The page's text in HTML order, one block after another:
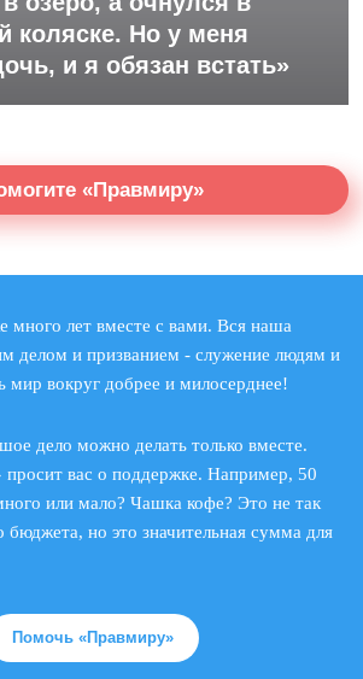
коляске. Но у меня
и я обязан встать»
«Правмиру»
много лет вместе с вами. Вся наша
делом и призванием - служение людям и
мир вокруг добрее и милосерднее!
дело можно делать только вместе.
вас о поддержке. Например, 50
или мало? Чашка кофе? Это не так
бюджета, но это значительная сумма для
Помочь «Правмиру»